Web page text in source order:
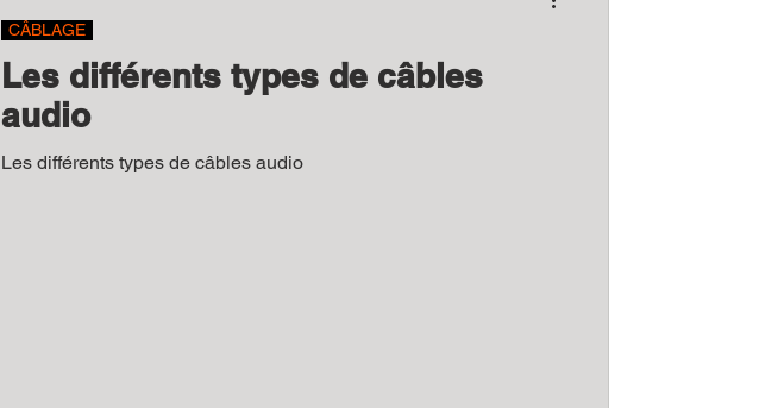
Les différents types de câbles
audio
Les différents types de câbles audio
CÂBLAGE